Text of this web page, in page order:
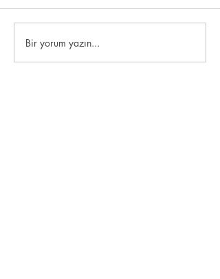
Sevgili Vatanım
Bir yorum yazın...